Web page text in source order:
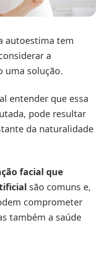
autoestima tem
a
uma solução.
entender que essa
pode resultar
da naturalidade
facial que
são comuns e,
comprometer
também a saúde